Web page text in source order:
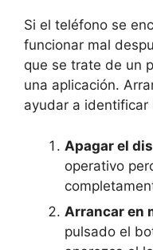
Si el teléfono se
funcionar mal
que se trate de un
una aplicación.
ayudar a identificar
Apagar el
operativo
Arrancar en
pulsado el